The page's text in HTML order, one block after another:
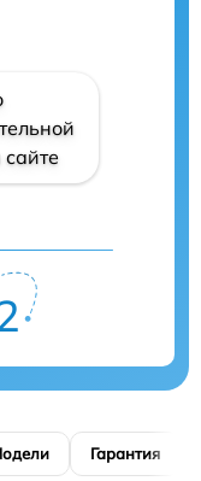
Гарантия